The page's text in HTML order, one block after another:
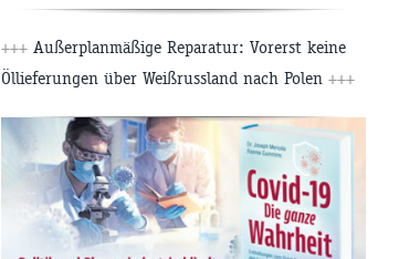
+++ Außerplanmäßige Reparatur: Vorerst keine
Öllieferungen über Weißrussland nach Polen +++